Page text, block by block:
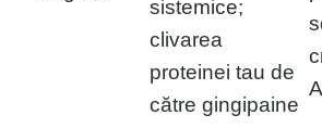
sistemice;
clivarea
proteinei tau de
către gingipaine